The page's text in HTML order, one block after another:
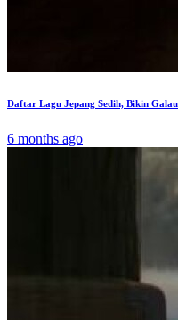
Daftar Lagu Jepang Sedih, Bikin
6 months ago